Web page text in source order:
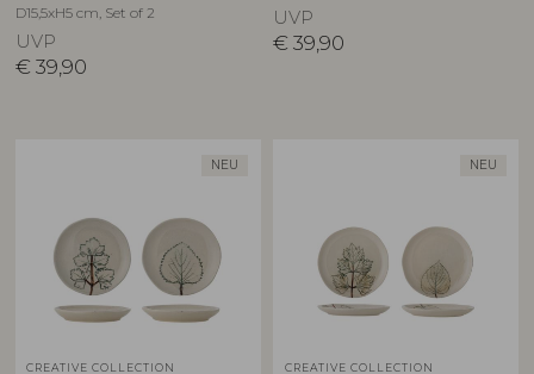
D15,5xH5 cm, Set of 2
UVP
€ 39,90
UVP
€ 39,90
NEU
CREATIVE COLLECTION
NEU
CREATIVE COLLECTION